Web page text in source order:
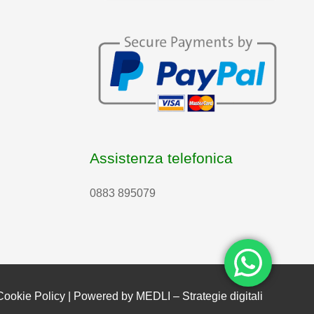
Assistenza telefonica
0883 895079
Policy | Powered by MEDLI – Strategie digitali